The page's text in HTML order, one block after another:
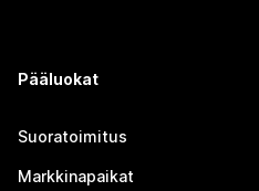
Pääluokat
Suoratoimitus
Markkinapaikat